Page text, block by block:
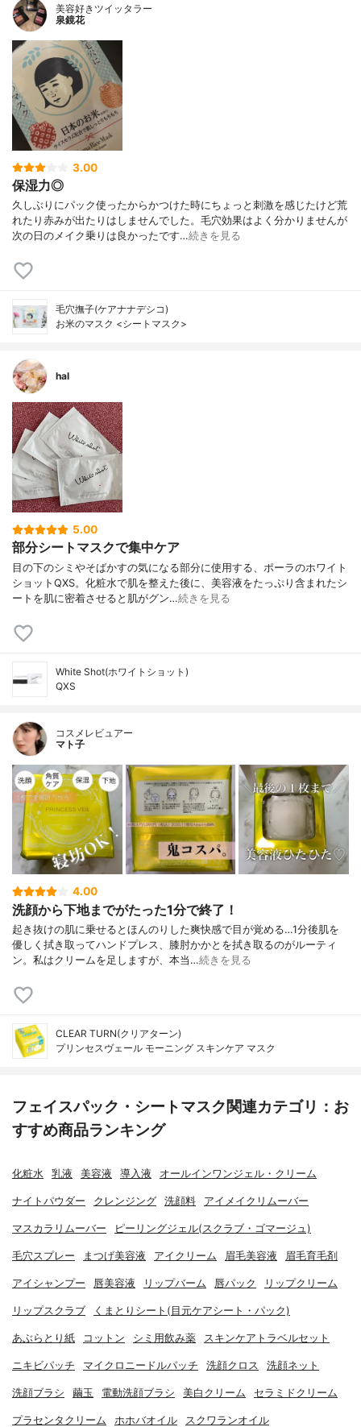
美容好きツイッタラー
泉鏡花
3.00
保湿力◎
久しぶりにパック使ったからかつけた時にちょっと刺激を感じたけど荒
れたり赤みが出たりはしませんでした。毛穴効果はよく分かりませんが
次の日のメイク乗りは良かったです…続きを見る
毛穴撫子(ケアナナデシコ)
お米のマスク <シートマスク>
hal
5.00
部分シートマスクで集中ケア
目の下のシミやそばかすの気になる部分に使用する、ポーラのホワイト
ショットQXS。化粧水で肌を整えた後に、美容液をたっぷり含まれたシ
ートを肌に密着させると肌がグン…続きを見る
White Shot(ホワイトショット)
QXS
コスメレビュアー
マト子
4.00
洗顔から下地までがたった1分で終了！
起き抜けの肌に乗せるとほんのりした爽快感で目が覚める…1分後肌を
優しく拭き取ってハンドプレス、膝肘かかとを拭き取るのがルーティ
ン。私はクリームを足しますが、本当…続きを見る
CLEAR TURN(クリアターン)
プリンセスヴェール モーニング スキンケア マスク
フェイスパック・シートマスク関連カテゴリ：お
すすめ商品ランキング
化粧水 乳液 美容液 導入液 オールインワンジェル・クリーム
ナイトパウダー クレンジング 洗顔料 アイメイクリムーバー
マスカラリムーバー ピーリングジェル(スクラブ・ゴマージュ)
毛穴スプレー まつげ美容液 アイクリーム 眉毛美容液 眉毛育毛剤
アイシャンプー 唇美容液 リップバーム 唇パック リップクリーム
リップスクラブ くまとりシート(目元ケアシート・パック)
あぶらとり紙 コットン シミ用飲み薬 スキンケアトラベルセット
ニキビパッチ マイクロニードルパッチ 洗顔クロス 洗顔ネット
洗顔ブラシ 繭玉 電動洗顔ブラシ 美白クリーム セラミドクリーム
プラセンタクリーム ホホバオイル スクワランオイル